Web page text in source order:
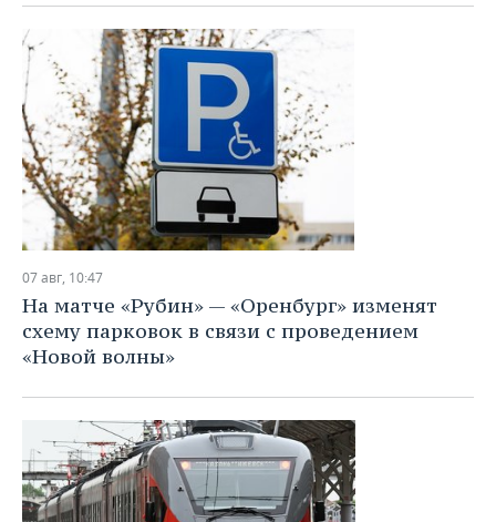
ХОККЕЙ С МЯЧОМ
ПРОИСШЕСТВИЯ
07 авг, 10:47
На матче «Рубин» — «Оренбург» изменят
схему парковок в связи с проведением
«Новой волны»